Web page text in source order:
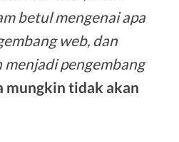
betul mengenai apa
web, dan
menjadi pengembang
mungkin tidak akan